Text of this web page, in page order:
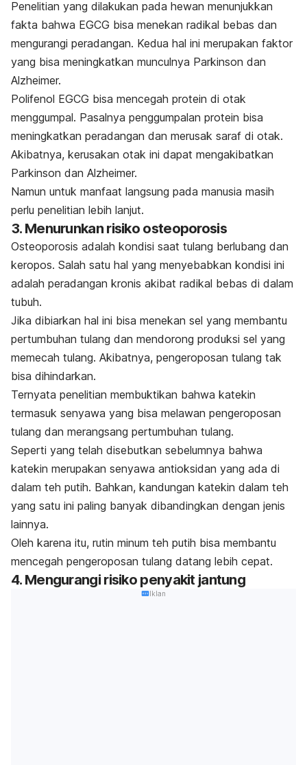
Penelitian yang dilakukan pada hewan menunjukkan
fakta bahwa EGCG bisa menekan radikal bebas dan
mengurangi peradangan. Kedua hal ini merupakan faktor
yang bisa meningkatkan munculnya Parkinson dan
Alzheimer.
Polifenol EGCG bisa mencegah protein di otak
menggumpal. Pasalnya penggumpalan protein bisa
meningkatkan peradangan dan merusak saraf di otak.
Akibatnya, kerusakan otak ini dapat mengakibatkan
Parkinson dan Alzheimer.
Namun untuk manfaat langsung pada manusia masih
perlu penelitian lebih lanjut.
3. Menurunkan risiko osteoporosis
Osteoporosis adalah kondisi saat tulang berlubang dan
keropos. Salah satu hal yang menyebabkan kondisi ini
adalah peradangan kronis akibat radikal bebas di dalam
tubuh.
Jika dibiarkan hal ini bisa menekan sel yang membantu
pertumbuhan tulang dan mendorong produksi sel yang
memecah tulang. Akibatnya, pengeroposan tulang tak
bisa dihindarkan.
Ternyata penelitian membuktikan bahwa katekin
termasuk senyawa yang bisa melawan pengeroposan
tulang dan merangsang pertumbuhan tulang.
Seperti yang telah disebutkan sebelumnya bahwa
katekin merupakan senyawa antioksidan yang ada di
dalam teh putih. Bahkan, kandungan katekin dalam teh
yang satu ini paling banyak dibandingkan dengan jenis
lainnya.
Oleh karena itu, rutin minum teh putih bisa membantu
mencegah pengeroposan tulang datang lebih cepat.
4. Mengurangi risiko penyakit jantung
Iklan